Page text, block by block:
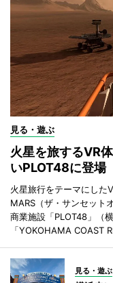
見る・遊ぶ
火星を旅するVR
いPLOT48に登場
火星旅行をテーマにした
MARS（ザ・サンセット
商業施設「PLOT48」（
「YOKOHAMA COAST
見る・遊ぶ